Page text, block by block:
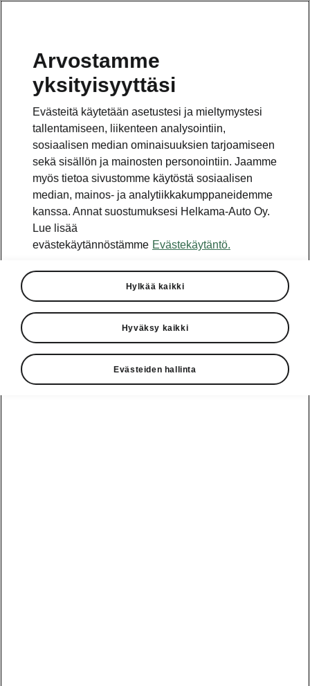
Arvostamme
yksityisyyttäsi
Evästeitä käytetään asetustesi ja mieltymystesi
tallentamiseen, liikenteen analysointiin,
sosiaalisen median ominaisuuksien tarjoamiseen
sekä sisällön ja mainosten personointiin. Jaamme
myös tietoa sivustomme käytöstä sosiaalisen
median, mainos- ja analytiikkakumppaneidemme
kanssa. Annat suostumuksesi Helkama-Auto Oy.
Lue lisää
evästekäytännöstämme Evästekäytäntö.
Hylkää kaikki
Hyväksy kaikki
Evästeiden hallinta